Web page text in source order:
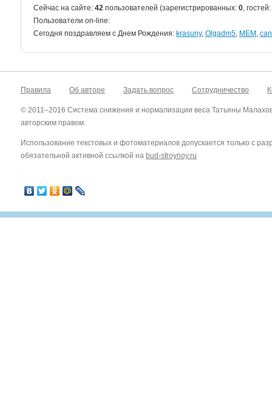
Сейчас на сайте: 42 пользователей (зарегистрированных: 0, гостей:
Пользователи on-line:
Cегодня поздравляем с Днем Рождения: krasuny, Olgadm5, MEM ,
Правила Об авторе Задать вопрос Сотрудничество
© 2011–2016 Система снижения и нормализации веса Татьяны
авторским правом.
Использование текстовых и фотоматериалов допускается только с
обязательной активной ссылкой на bud-stroynoy.ru